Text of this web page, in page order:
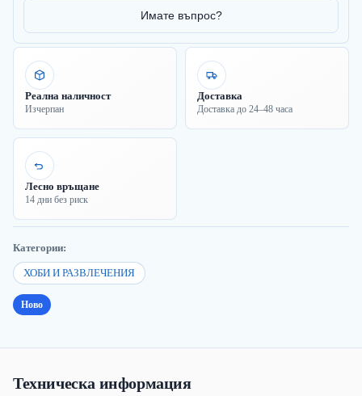
Имате въпрос?
Реална наличност
Изчерпан
Доставка
Доставка до 24–48 часа
Лесно връщане
14 дни без риск
Категории:
ХОБИ И РАЗВЛЕЧЕНИЯ
Ново
Техническа информация